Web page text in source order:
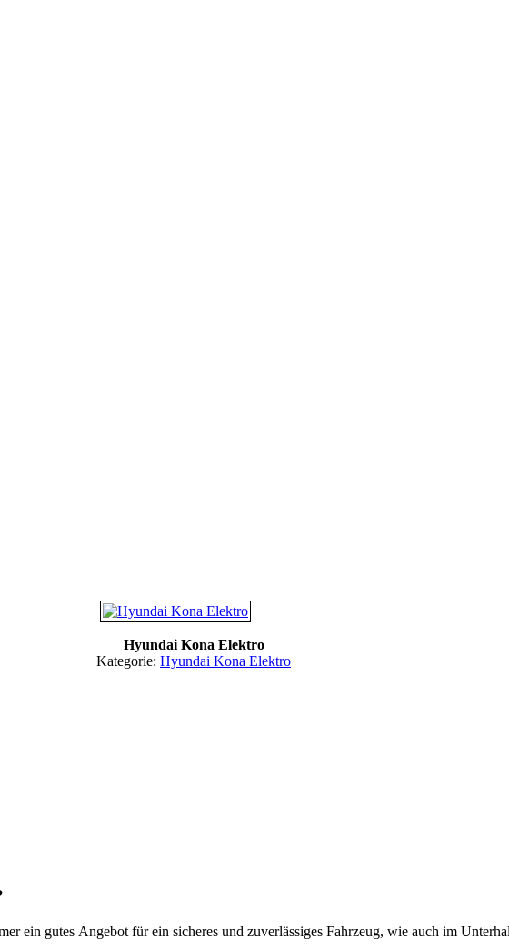
Hyundai Kona Elektro
Kategorie: Hyundai Kona Elektro
ein gutes Angebot für ein sicheres und zuverlässiges Fahrzeug, wie auch im